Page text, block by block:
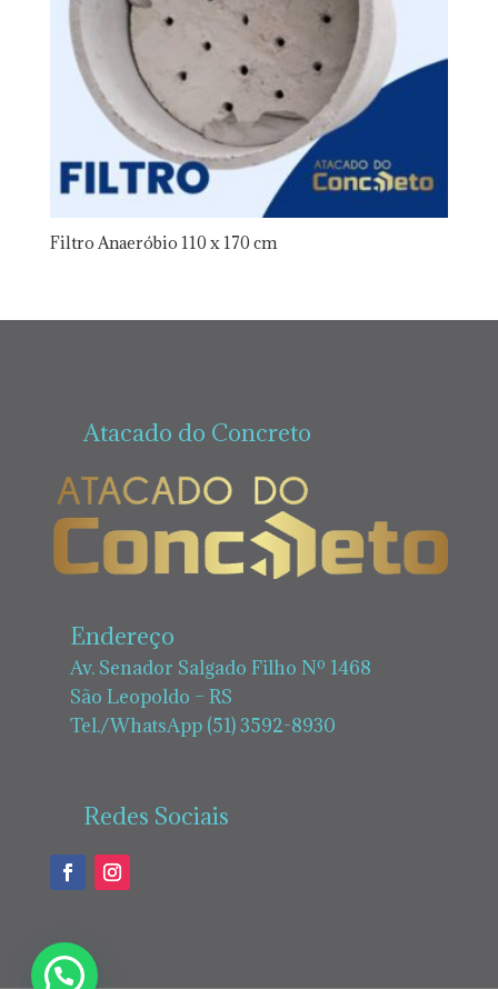
Filtro Anaeróbio 110 x 170 cm
Atacado do Concreto
Endereço
Av. Senador Salgado Filho Nº 1468
São Leopoldo – RS
Tel./WhatsApp (51) 3592-8930
Redes Sociais